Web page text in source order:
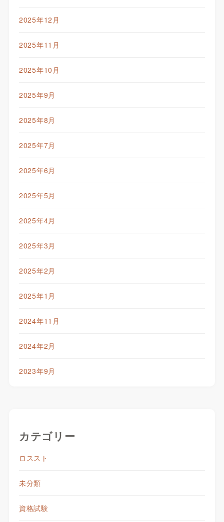
2025年12月
2025年11月
2025年10月
2025年9月
2025年8月
2025年7月
2025年6月
2025年5月
2025年4月
2025年3月
2025年2月
2025年1月
2024年11月
2024年2月
2023年9月
カテゴリー
ロススト
未分類
資格試験